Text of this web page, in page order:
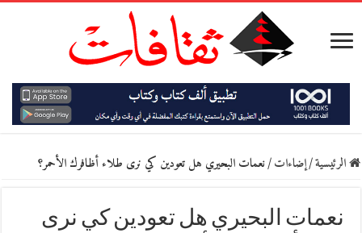
الرئيسية/إضاءات/نعمات البحيري هل تعودين كي نرى طلاء أظافرك الأحمر؟
نعمات البحيري هل تعودين كي نرى